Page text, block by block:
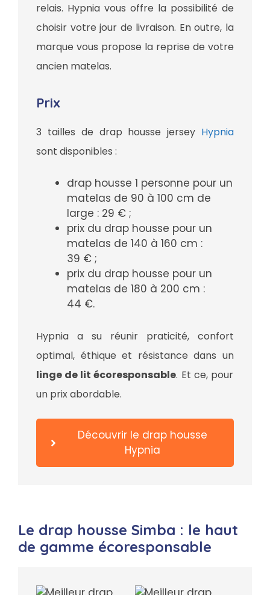
relais. Hypnia vous offre la possibilité de
choisir votre jour de livraison. En outre, la
marque vous propose la reprise de votre
ancien matelas.
Prix
3 tailles de drap housse jersey Hypnia
sont disponibles :
drap housse 1 personne pour un
matelas de 90 à 100 cm de
large : 29 € ;
prix du drap housse pour un
matelas de 140 à 160 cm :
39 € ;
prix du drap housse pour un
matelas de 180 à 200 cm :
44 €.
Hypnia a su réunir praticité, confort
optimal, éthique et résistance dans un
linge de lit écoresponsable. Et ce, pour
un prix abordable.
Découvrir le drap housse
Hypnia
Le drap housse Simba : le haut
de gamme écoresponsable